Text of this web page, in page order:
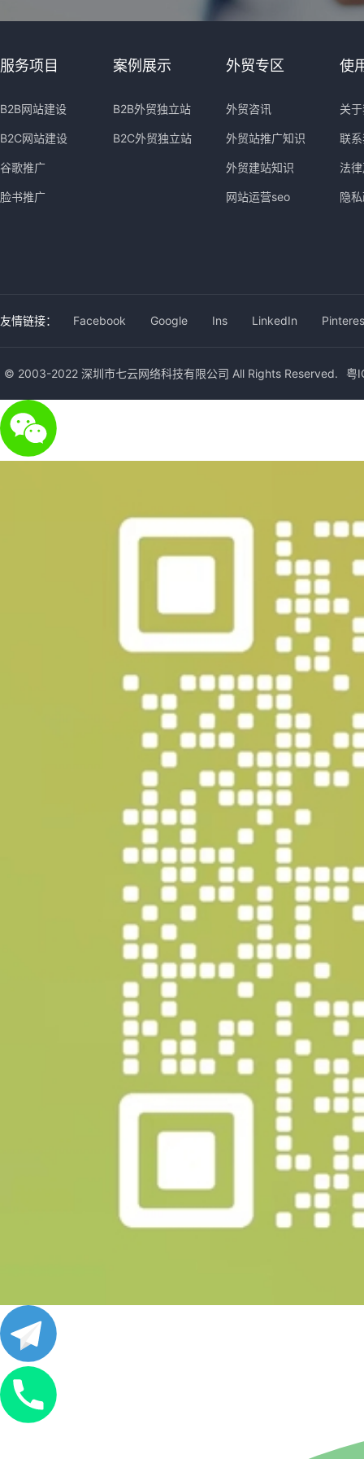
服务项目
B2B网站建设
B2C网站建设
谷歌推广
脸书推广
案例展示
B2B外贸独立站
B2C外贸独立站
外贸专区
外贸咨讯
外贸站推广知识
外贸建站知识
网站运营seo
使
关
联
法
隐
友情链接： Facebook Google Ins LinkedIn
© 2003-2022 深圳市七云网络科技有限公司 All Rights Reserved. 粤